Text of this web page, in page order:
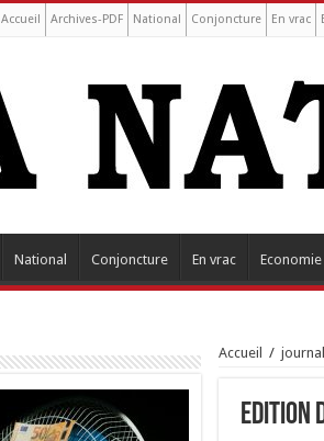
Accueil Archives-PDF National Conjoncture En vrac
National Conjoncture En vrac Economie
Accueil /
Edition